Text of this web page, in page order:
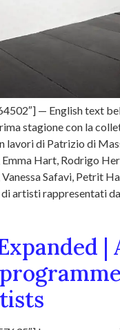
— English text
stagione con la
lavori di Patrizio di
Hart, Rodrigo
Vanessa Safavi, Petrit
artisti rappresentati
|